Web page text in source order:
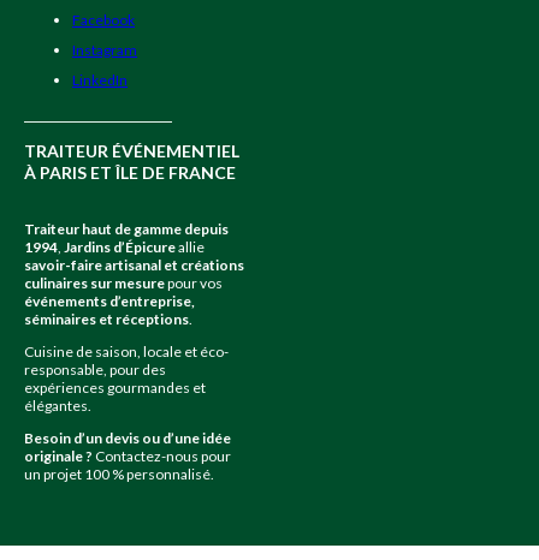
Facebook
Instagram
LinkedIn
TRAITEUR ÉVÉNEMENTIEL
À PARIS ET ÎLE DE FRANCE
Traiteur haut de gamme depuis
1994, Jardins d’Épicureallie
savoir-faire artisanal et créations
culinaires sur mesurepour vos
événements d’entreprise,
séminaires et réceptions.
Cuisine de saison, locale et éco-
responsable, pour des
expériences gourmandes et
élégantes.
Besoin d’un devis ou d’une idée
originale ? Contactez-nous pour
un projet 100 % personnalisé.